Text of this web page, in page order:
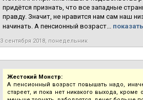
придётся признать, что все западные
правду. Значит, не нравится нам сам наш
начинать. А пенсионный возраст...
3 сентября 2018, понедельник
Жестокий Монстр:
А пенсионный возраст повышать надо,
стареет, и пока нет никакого выхода,